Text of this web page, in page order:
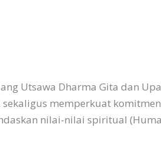
Utsawa Dharma Gita dan
memperkuat
nilai-nilai spiritual